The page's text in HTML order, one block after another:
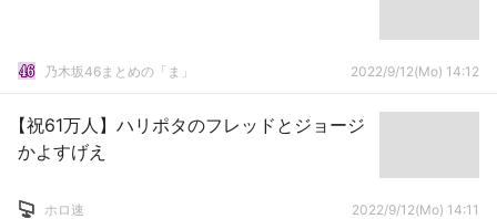
乃木坂46まとめの「ま」 2022/9/12(Mo) 14:12
【祝61万人】ハリポタのフレッドとジョージ
かよすげえ
ホロ速 2022/9/12(Mo) 14:11